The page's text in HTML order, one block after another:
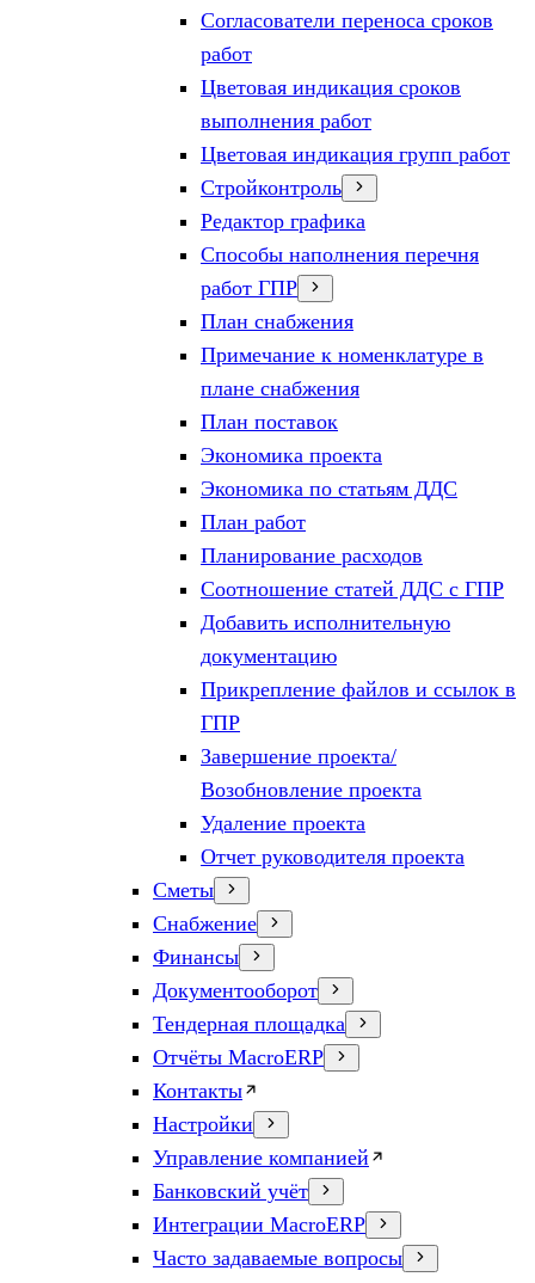
Согласователи переноса сроков
работ
Цветовая индикация сроков
выполнения работ
Цветовая индикация групп работ
Стройконтроль
Редактор графика
Способы наполнения перечня
работ ГПР
План снабжения
Примечание к номенклатуре в
плане снабжения
План поставок
Экономика проекта
Экономика по статьям ДДС
План работ
Планирование расходов
Соотношение статей ДДС с ГПР
Добавить исполнительную
документацию
Прикрепление файлов и ссылок в
ГПР
Завершение проекта/
Возобновление проекта
Удаление проекта
Отчет руководителя проекта
Сметы
Снабжение
Финансы
Документооборот
Тендерная площадка
Отчёты MacroERP
Контакты
Настройки
Управление компанией
Банковский учёт
Интеграции MacroERP
Часто задаваемые вопросы